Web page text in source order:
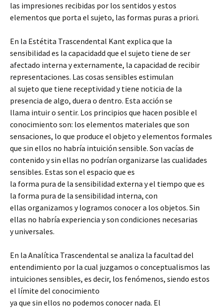
las impresiones recibidas por los sentidos y estos
elementos que porta el sujeto, las formas puras a priori.
En la Estétita Trascendental Kant explica que la
sensibilidad es la capacidadd que el sujeto tiene de ser
afectado interna y externamente, la capacidad de recibir
representaciones. Las cosas sensibles estimulan
al sujeto que tiene receptividad y tiene noticia de la
presencia de algo, duera o dentro. Esta acción se
llama intuir o sentir. Los principios que hacen posible el
conocimiento son: los elementos materiales que son
sensaciones, lo que produce el objeto y elementos formales
que sin ellos no habría intuición sensible. Son vacías de
contenido y sin ellas no podrían organizarse las cualidades
sensibles. Estas son el espacio que es
la forma pura de la sensibilidad externa y el tiempo que es
la forma pura de la sensibilidad interna, con
ellas organizamos y logramos conocer a los objetos. Sin
ellas no habría experiencia y son condiciones necesarias
y universales.
En la Analítica Trascendental se analiza la facultad del
entendimiento por la cual juzgamos o conceptualismos las
intuiciones sensibles, es decir, los fenómenos, siendo estos
el límite del conocimiento
ya que sin ellos no podemos conocer nada. El